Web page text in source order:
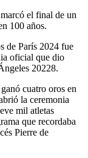
el final de un
100 años.
de París 2024 fue
oficial que dio
20228.
cuatro oros en
la ceremonia
mil atletas
que recordaba
Pierre de